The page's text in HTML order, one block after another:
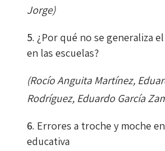
Jorge)
¿Por qué no se generaliza
en las escuelas?
(Rocío Anguita Martínez,
Rodríguez, Eduardo García
Errores a troche y moche
educativa